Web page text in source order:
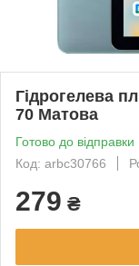
Гідрогелева
70 Матова
Готово до відправки
Код: arbc30766
279 ₴